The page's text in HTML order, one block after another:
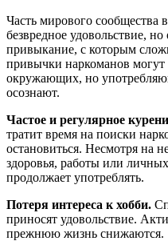
Часть мирового сообщества
безвредное удовольствие,
привыкание, с которым
привычки наркоманов
окружающих, но
осознают.
Частое и регулярное
тратит время на поиски
остановиться. Несмотря на
здоровья, работы или
продолжает употреблять.
Потеря интереса к хобби.
приносят удовольствие.
прежнюю жизнь снижаются.